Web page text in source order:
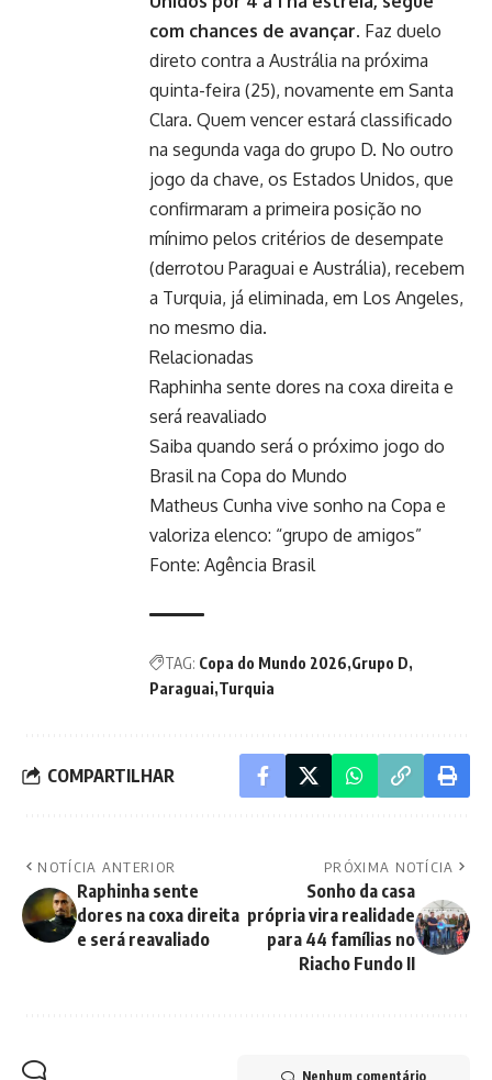
com chances de avançar. Faz duelo
direto contra a Austrália na próxima
quinta-feira (25), novamente em Santa
Clara. Quem vencer estará classificado
na segunda vaga do grupo D. No outro
jogo da chave, os Estados Unidos, que
confirmaram a primeira posição no
mínimo pelos critérios de desempate
(derrotou Paraguai e Austrália), recebem
a Turquia, já eliminada, em Los Angeles,
no mesmo dia.
Relacionadas
Raphinha sente dores na coxa direita e
será reavaliado
Saiba quando será o próximo jogo do
Brasil na Copa do Mundo
Matheus Cunha vive sonho na Copa e
valoriza elenco: “grupo de amigos”
Fonte: Agência Brasil
TAG: Copa do Mundo 2026 Grupo D
Paraguai Turquia
COMPARTILHAR
NOTÍCIA ANTERIOR
Raphinha sente
dores na coxa direita
e será reavaliado
PRÓXIMA NOTÍCIA
Sonho da casa
própria vira realidade
para 44 famílias no
Riacho Fundo II
Nenhum comentário